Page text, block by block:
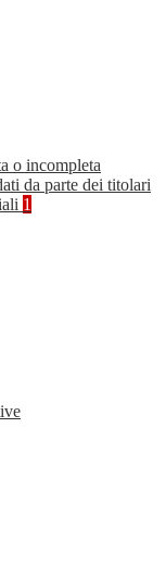
o incompleta
da parte dei titolari
1